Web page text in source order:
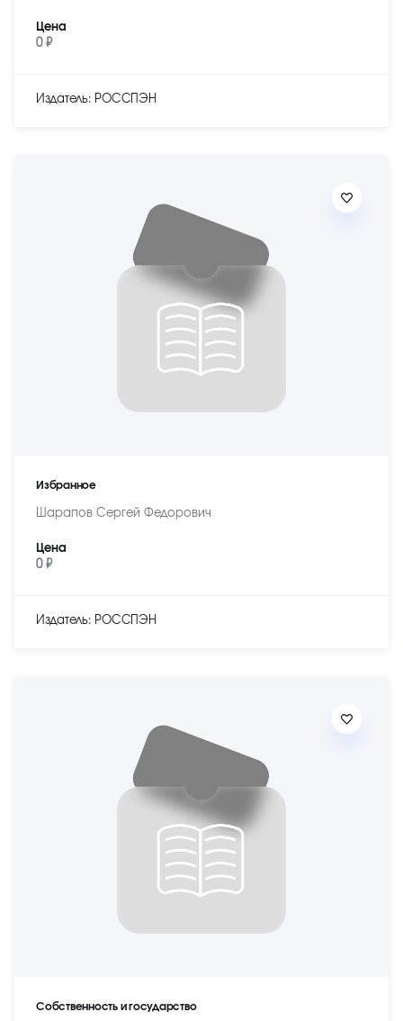
Цена
0 ₽
Издатель: РОССПЭН
Избранное
Шарапов Сергей Федорович
Цена
0 ₽
Издатель: РОССПЭН
Собственность и государство